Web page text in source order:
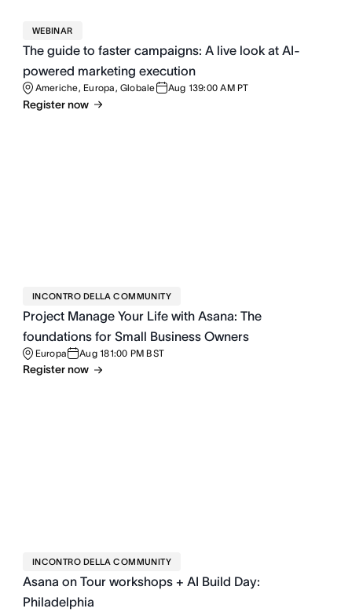
WEBINAR
The guide to faster campaigns: A live look at AI-
powered marketing execution
Americhe, Europa, Globale Aug 139:00 AM PT
Register now
INCONTRO DELLA COMMUNITY
Project Manage Your Life with Asana: The
foundations for Small Business Owners
Europa Aug 181:00 PM BST
Register now
INCONTRO DELLA COMMUNITY
Asana on Tour workshops + AI Build Day:
Philadelphia